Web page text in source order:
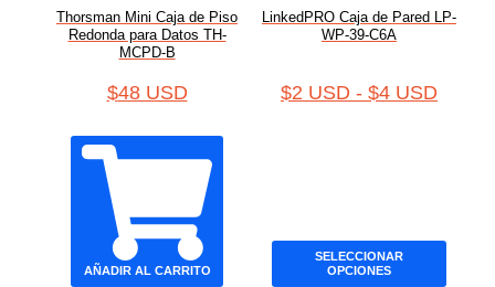
Thorsman Mini Caja de Piso
Redonda para Datos TH-
MCPD-B
$48 USD
AÑADIR AL CARRITO
LinkedPRO Caja de Pared LP-
WP-39-C6A
$2 USD - $4 USD
SELECCIONAR
OPCIONES